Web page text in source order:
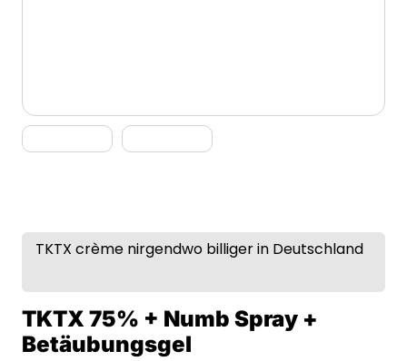
TKTX crème nirgendwo billiger in Deutschland
TKTX 75% + Numb Spray +
Betäubungsgel